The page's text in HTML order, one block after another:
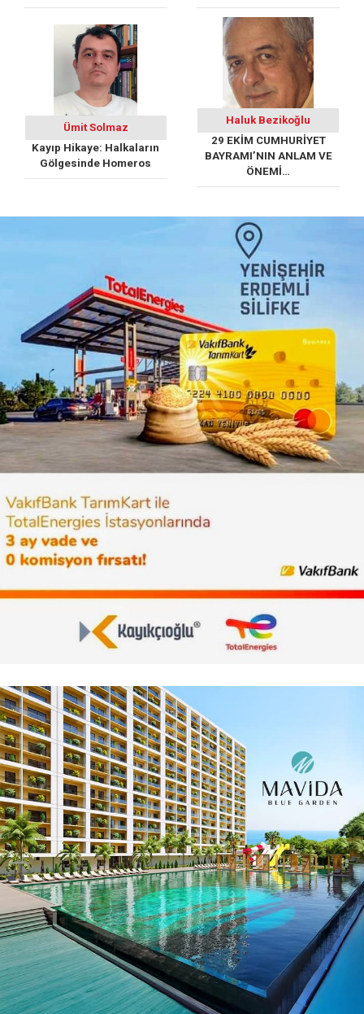
Ümit Solmaz
Kayıp Hikaye: Halkaların
Gölgesinde Homeros
Haluk Bezikoğlu
29 EKİM CUMHURİYET
BAYRAMI’NIN ANLAM VE
ÖNEMİ…